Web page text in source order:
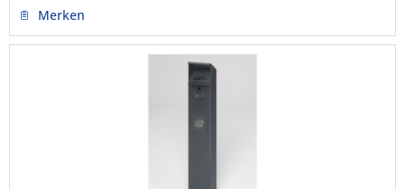
Merken